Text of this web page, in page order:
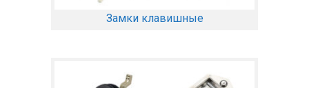
Замки клавишные